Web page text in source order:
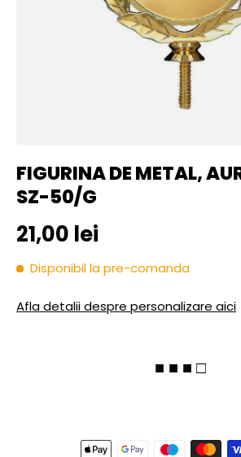
FIGURINA DE METAL,
SZ-50/G
Pret initial
21,00 lei
Disponibil la pre-comanda
Afla detalii despre personalizare aici
■ ■ ■ □